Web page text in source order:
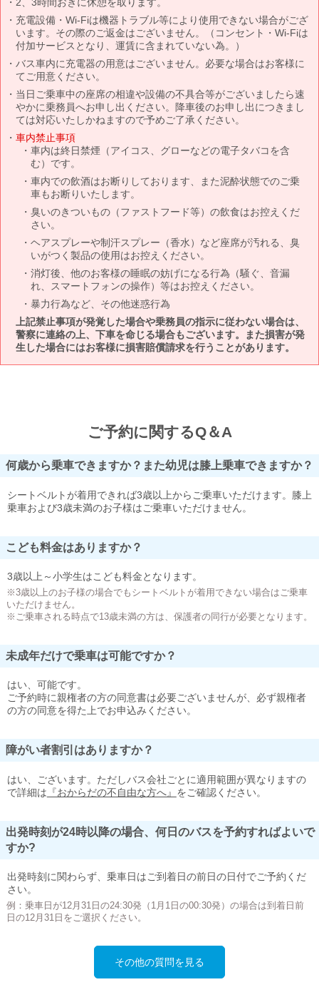
充電設備・Wi-Fiは機器トラブル等により使用できない場合がござ
います。その際のご返金はございません。（コンセント・Wi-Fiは
付加サービスとなり、運賃に含まれていない為。）
バス車内に充電器の用意はございません。必要な場合はお客様に
てご用意ください。
当日ご乗車中の座席の相違や設備の不具合等がございましたら速
やかに乗務員へお申し出ください。降車後のお申し出につきまし
ては対応いたしかねますので予めご了承ください。
車内禁止事項
車内は終日禁煙（アイコス、グローなどの電子タバコを含
む）です。
車内での飲酒はお断りしております、また泥酔状態でのご乗
車もお断りいたします。
臭いのきついもの（ファストフード等）の飲食はお控えくだ
さい。
ヘアスプレーや制汗スプレー（香水）など座席が汚れる、臭
いがつく製品の使用はお控えください。
消灯後、他のお客様の睡眠の妨げになる行為（騒ぐ、音漏
れ、スマートフォンの操作）等はお控えください。
暴力行為など、その他迷惑行為
上記禁止事項が発覚した場合や乗務員の指示に従わない場合は、
警察に連絡の上、下車を命じる場合もございます。また損害が発
生した場合にはお客様に損害賠償請求を行うことがあります。
ご予約に関するQ＆A
何歳から乗車できますか？また幼児は膝上乗車できますか？
シートベルトが着用できれば3歳以上からご乗車いただけます。膝上
乗車および3歳未満のお子様はご乗車いただけません。
こども料金はありますか？
3歳以上～小学生はこども料金となります。
※3歳以上のお子様の場合でもシートベルトが着用できない場合はご乗車
いただけません。
※ご乗車される時点で13歳未満の方は、保護者の同行が必要となります。
未成年だけで乗車は可能ですか？
はい、可能です。
ご予約時に親権者の方の同意書は必要ございませんが、必ず親権者
の方の同意を得た上でお申込みください。
障がい者割引はありますか？
はい、ございます。ただしバス会社ごとに適用範囲が異なりますの
で詳細は 『おからだの不自由な方へ』 をご確認ください。
出発時刻が24時以降の場合、何日のバスを予約すればよいで
すか?
出発時刻に関わらず、乗車日はご到着日の前日の日付でご予約くだ
さい。
例：乗車日が12月31日の24:30発（1月1日の00:30発）の場合は到着日前
日の12月31日をご選択ください。
その他の質問を見る